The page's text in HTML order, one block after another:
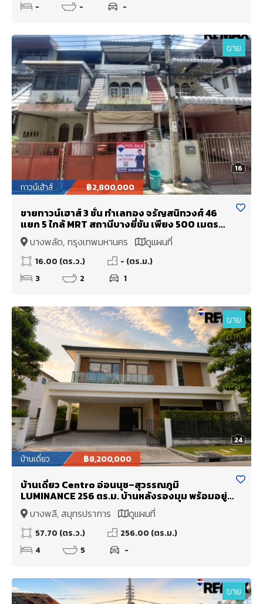
- - -
16
ขาย
ทาวน์เฮ้าส์ ฿2,800,000
ขายทาวน์เฮาส์ 3 ชั้น ทำเลทอง จรัญสนิทวงศ์ 46
แยก 5 ใกล้ MRT สถานีบางยี่ขัน เพียง 500 เมตร
พร้อมอยู่!
บางพลัด, กรุงเทพมหานคร ดูแผนที่
16.00 (ตร.ว.)
- (ตร.ม.)
3
2 1
24
ขาย
บ้านเดี่ยว ฿8,200,000
บ้านเดี่ยว Centro อ่อนนุช–สุวรรณภูมิ
LUMINANCE 256 ตร.ม. บ้านหลังรองมุม พร้อมอยู่
ใกล้สนามบินสุวรรณภูมิ
บางพลี, สมุทรปราการ ดูแผนที่
57.70 (ตร.ว.)
256.00 (ตร.ม.)
4
5 -
ขาย